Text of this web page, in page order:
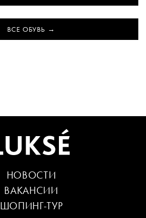
ВСЕ ОБУВЬ
НОВОСТИ
ВАКАНСИИ
ШОПИНГ-ТУР